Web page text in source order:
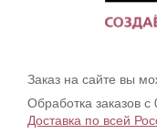
Заказ на сайте вы
Обработка заказов с
Доставка по всей